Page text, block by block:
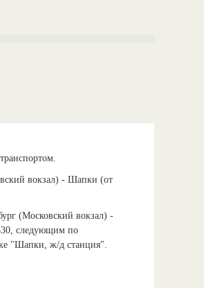
вокзал) - Шапки (от
(Московский вокзал) -
следующим по
"Шапки, ж/д станция".